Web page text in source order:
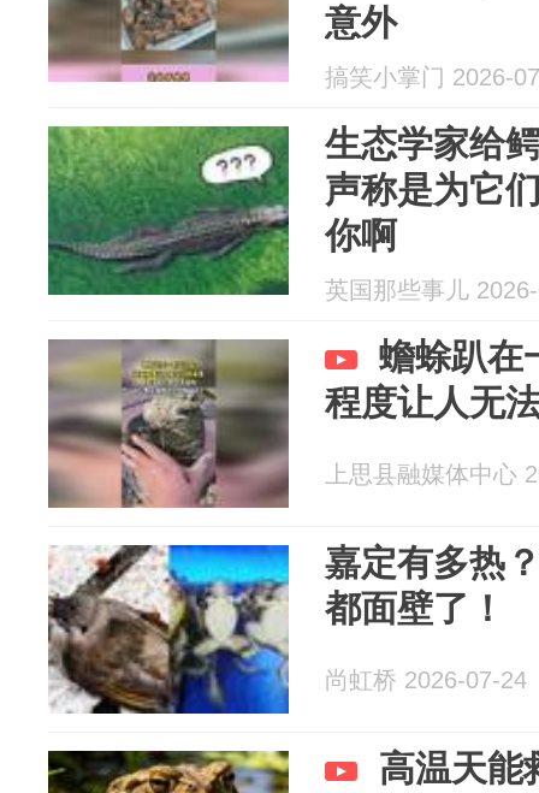
意外
搞笑小掌门 2026-
生态学家给
声称是为它
你啊
英国那些事儿
蟾蜍趴在
程度让人无
上思县融媒体中心
嘉定有多热
都面壁了！
尚虹桥 2026-07-24
高温天能